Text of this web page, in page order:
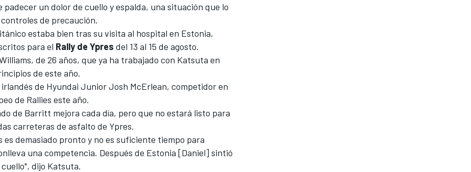
un dolor de cuello y espalda, una situación que lo
de precaución.
estaba bien tras su visita al hospital en Estonia,
para el Rally de Ypres del 13 al 15 de agosto.
de 26 años, que ya ha trabajado con Katsuta en
de este año.
de Hyundai Junior Josh McErlean, competidor en
de Rallies este año.
de Barritt mejora cada día, pero que no estará listo para
carreteras de asfalto de Ypres.
es demasiado pronto y no es suficiente tiempo para
una competencia. Después de Estonia [Daniel] sintió
dijo Katsuta.